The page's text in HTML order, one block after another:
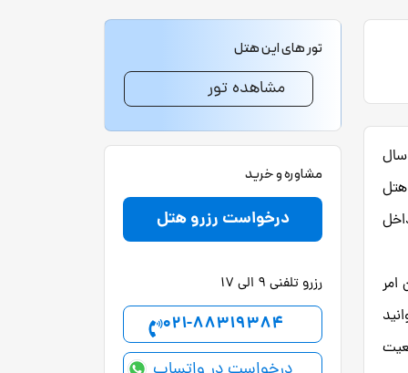
سال
هتل
تور های این هتل
مشاهده تور
مشاوره و خرید
درخواست رزرو هتل
رزرو تلفنی 9 الی 17
021-88319384